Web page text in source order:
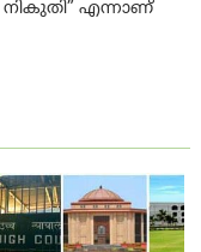
നികുതി” എന്നാണ്